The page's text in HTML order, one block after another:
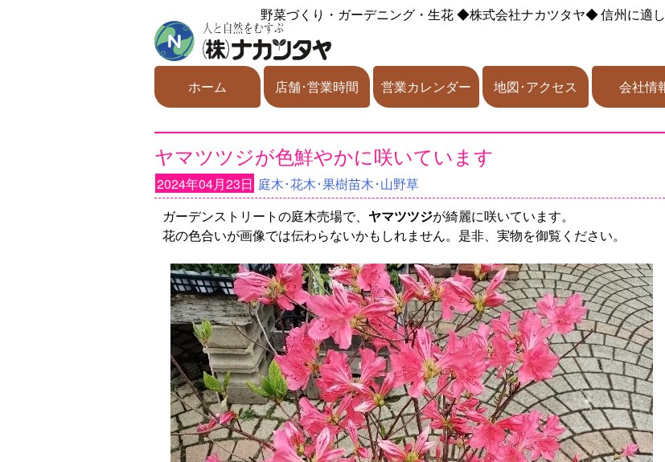
野菜づくり・ガーデニング・生花◆株式会社ナカツタヤ◆信州に適
ホーム 店舗･営業時間 営業カレンダー 地図･アクセス 会社情
ヤマツツジが色鮮やかに咲いています
2024年04月23日 庭木･花木･果樹苗木･山野草
ガーデンストリートの庭木売場で、 ヤマツツジが綺麗に咲いています。
花の色合いが画像では伝わらないかもしれません。是非、実物を御覧ください。